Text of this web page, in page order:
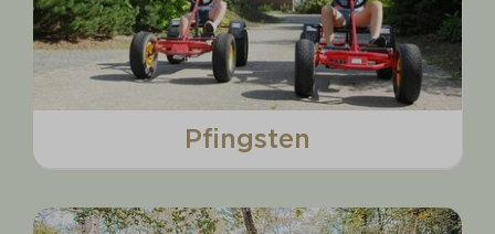
Pfingsten